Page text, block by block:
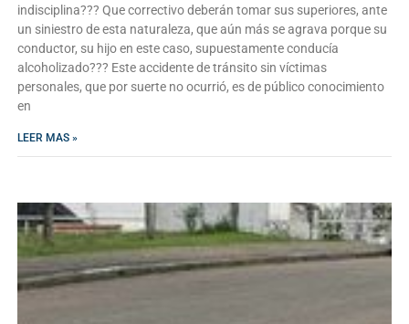
indisciplina??? Que correctivo deberán tomar sus superiores, ante
un siniestro de esta naturaleza, que aún más se agrava porque su
conductor, su hijo en este caso, supuestamente conducía
alcoholizado??? Este accidente de tránsito sin víctimas
personales, que por suerte no ocurrió, es de público conocimiento
en
LEER MAS »